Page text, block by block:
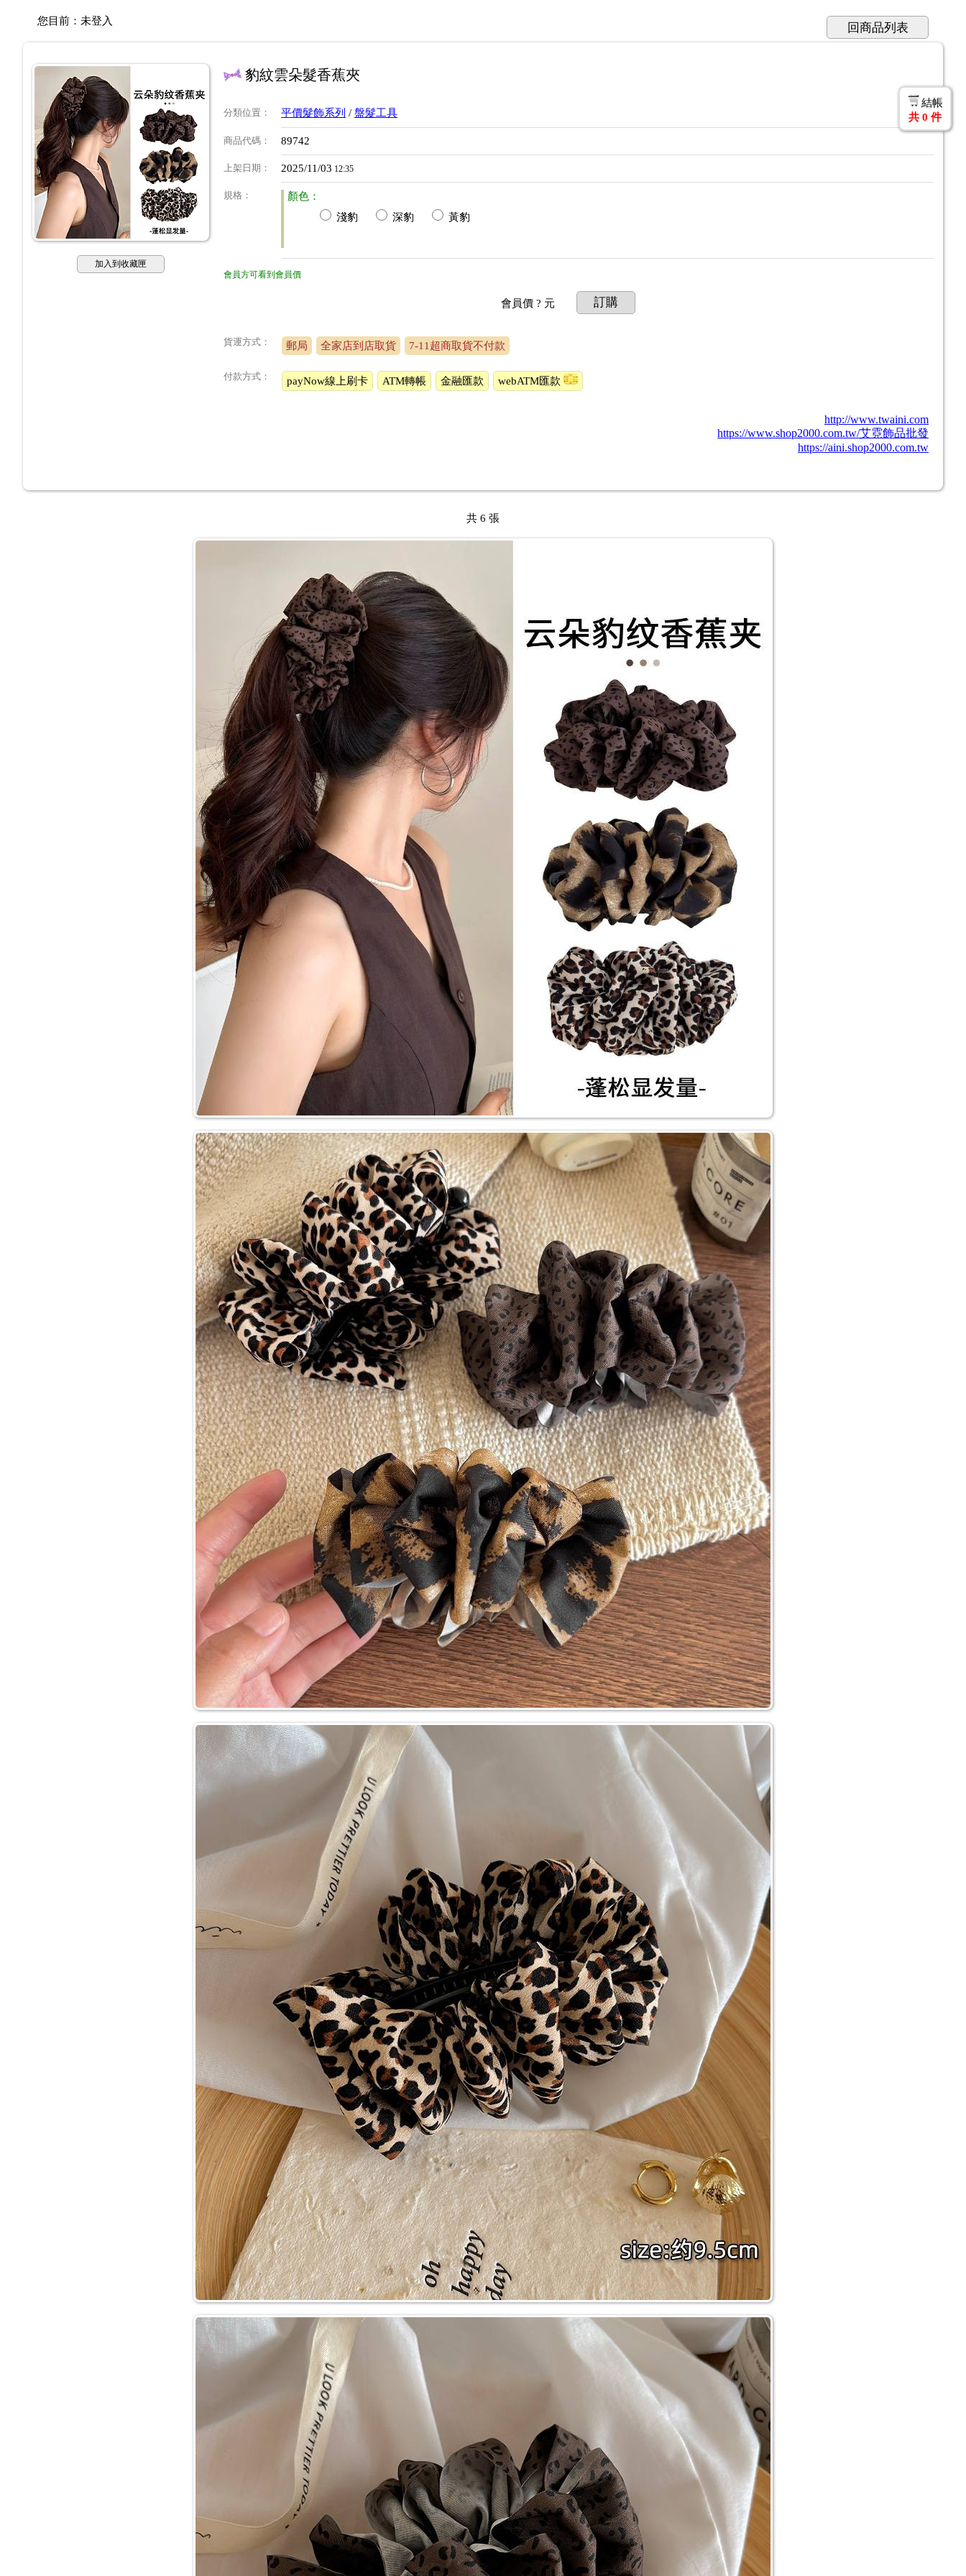
您目前： 未登入 回商品列表
加入到收藏匣
豹紋雲朵髮香蕉夾
分類位置 ： 平價髮飾系列 / 盤髮工具
商品代碼 ： 89742
上架日期 ： 2025/11/03 12:35
規格 ：
顏色：
淺豹
深豹 黃豹
會員方可看到會員價
會員價? 元 訂購
貨運方式： 郵局 全家店到店取貨 7-11超商取貨不付款
付款方式： payNow線上刷卡 ATM轉帳 金融匯款 webATM匯款
http://www.twaini.com
https://www.shop2000.com.tw/艾霓飾品批發
https://aini.shop2000.com.tw
結帳
共 0 件
共 6 張